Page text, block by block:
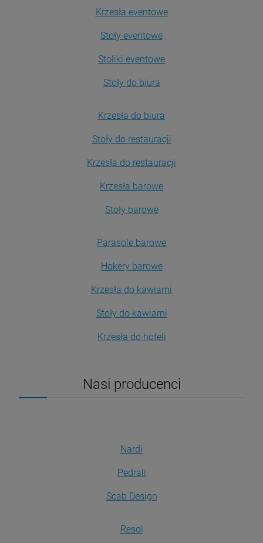
Krzesła eventowe
Stoły eventowe
Stoliki eventowe
Stoły do biura
Krzesła do biura
Stoły do restauracji
Krzesła do restauracji
Krzesła barowe
Stoły barowe
Parasole barowe
Hokery barowe
Krzesła do kawiarni
Stoły do kawiarni
Krzesła do hoteli
Nasi producenci
Nardi
Pedrali
Scab Design
Resol